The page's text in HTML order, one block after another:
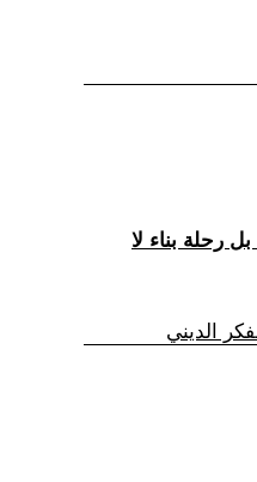
رحلة بناء لا
الديني